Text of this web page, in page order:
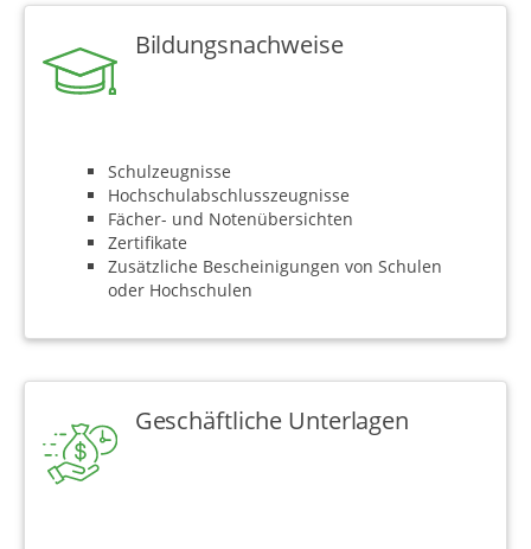
Bildungsnachweise
Schulzeugnisse
Hochschulabschlusszeugnisse
Fächer- und Notenübersichten
Zertifikate
Zusätzliche Bescheinigungen von Schulen
oder Hochschulen
Geschäftliche Unterlagen